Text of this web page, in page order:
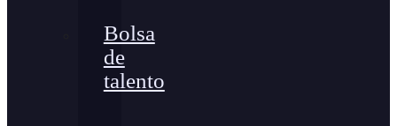
Bolsa
de
talento